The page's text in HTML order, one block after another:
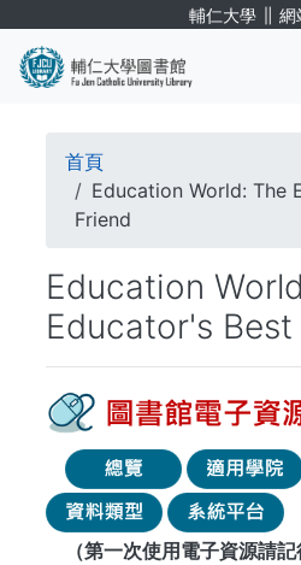
輔仁大學 ∥ 網
導
航
結
首頁
Education World: The
Friend
Education
Educator's Best
（第一次使用電子資源請記